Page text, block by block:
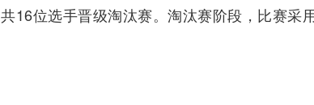
共16位选手晋级淘汰赛。淘汰赛阶段，比赛采